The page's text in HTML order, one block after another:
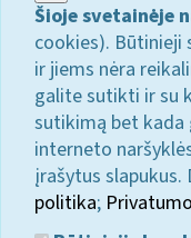
Šioje svetainėje
cookies).
ir jiems nėra
galite sutikti ir su
sutikimą bet
interneto
įrašytus
politika;